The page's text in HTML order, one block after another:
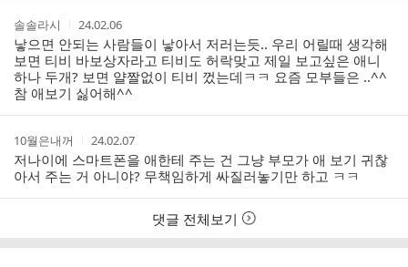
작
성
자
솔솔라시
작
성
시
간
24.02.06
낳으면 안되는 사람들이 낳아서 저러는듯.. 우리 어릴때 생각해
보면 티비 바보상자라고 티비도 허락맞고 제일 보고싶은 애니
하나 두개? 보면 얄짤없이 티비 껐는데ㅋㅋ 요즘 모부들은 ..^^
참 애보기 싫어해^^
작
성
자
10월은내꺼
작
성
시
간
24.02.07
저나이에 스마트폰을 애한테 주는 건 그냥 부모가 애 보기 귀찮
아서 주는 거 아니야? 무책임하게 싸질러놓기만 하고 ㅋㅋ
댓글 전체보기